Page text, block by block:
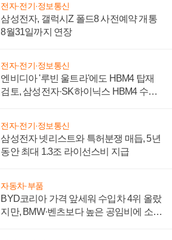
전자·전기·정보통신
삼성전자, 갤럭시Z 폴드8 사전예약 개통
8월31일까지 연장
전자·전기·정보통신
엔비디아 '루빈 울트라'에도 HBM4 탑재
검토, 삼성전자·SK하이닉스 HBM4 수율
전자·전기·정보통신
삼성전자 넷리스트와 특허분쟁 매듭, 5년
동안 최대 1.3조 라이선스비 지급
자동차·부품
BYD코리아 가격 앞세워 수입차 4위 올랐
지만, BMW·벤츠보다 높은 공임비에 소비